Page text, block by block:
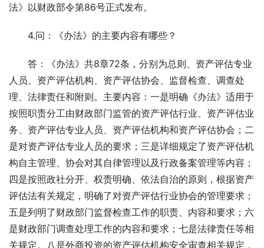
法》以财政部令第86号正式发布。
4.问：《办法》的主要内容有哪些？
答：《办法》共8章72条，分别为总则、资产评估专业
人员、资产评估机构、资产评估协会、监督检查、调查处
理、法律责任和附则。主要内容：一是明确《办法》适用于
按照职责分工由财政部门监管的资产评估行业、资产评估业
务、资产评估专业人员、资产评估机构和资产评估协会；二
是对资产评估专业人员的要求；三是详细规定了资产评估机
构自主管理、协会对其自律管理以及行政备案管理等内容；
四是按照政社分开、权责明确、依法自治的原则，根据资产
评估法有关规定，明确了对资产评估行业协会的管理要求；
五是列明了财政部门监督检查工作的职责、内容和要求；六
是财政部门调查处理工作的内容和要求；七是法律责任等相
关规定。八是外商投资的资产评估机构安全审查相关规定，